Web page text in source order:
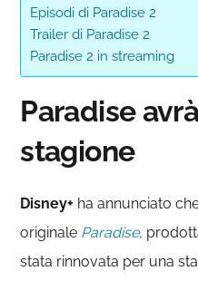
Episodi di Paradise 2
Trailer di Paradise 2
Paradise 2 in streaming
Paradise
stagione
Disney+ ha annunciato
originale Paradise,
stata rinnovata per una